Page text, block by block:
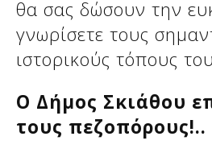
θα σας δώσουν την
γνωρίσετε τους
ιστορικούς τόπους
Ο Δήμος Σκιάθου
τους πεζοπόρους!..